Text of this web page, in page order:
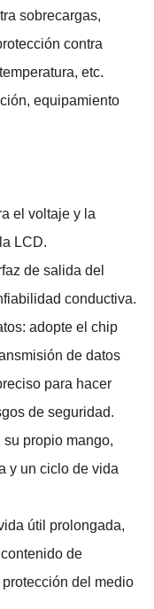
sobrecargas,
contra
etc.
equipamiento
el voltaje y la
LCD.
de salida del
conductiva.
adopte el chip
de datos
para hacer
de seguridad.
propio mango,
y un ciclo de vida
útil prolongada,
de
del medio